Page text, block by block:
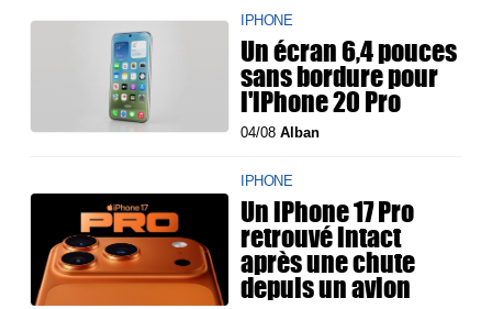
IPHONE
Un écran 6,4 pouces
sans bordure pour
l'iPhone 20 Pro
04/08Alban
IPHONE
Un iPhone 17 Pro
retrouvé intact
après une chute
depuis un avion